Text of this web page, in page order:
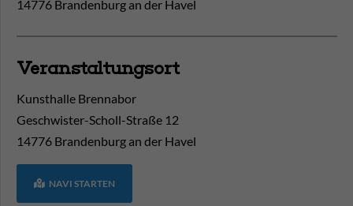
14776 Brandenburg an der Havel
Veranstaltungsort
Kunsthalle Brennabor
Geschwister-Scholl-Straße 12
14776 Brandenburg an der Havel
NAVI STARTEN